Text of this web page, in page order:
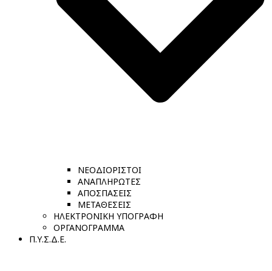
ΝΕΟΔΙΟΡΙΣΤΟΙ
ΑΝΑΠΛΗΡΩΤΕΣ
ΑΠΟΣΠΑΣΕΙΣ
ΜΕΤΑΘΕΣΕΙΣ
ΗΛΕΚΤΡΟΝΙΚΗ ΥΠΟΓΡΑΦΗ
ΟΡΓΑΝΟΓΡΑΜΜΑ
Π.Υ.Σ.Δ.Ε.